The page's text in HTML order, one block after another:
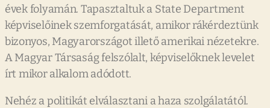
évek folyamán. Tapasztaltuk a State Department
képviselőinek szemforgatását, amikor rákérdeztünk
bizonyos, Magyarországot illető amerikai nézetekre.
A Magyar Társaság felszólalt, képviselőknek levelet
írt mikor alkalom adódott.
Nehéz a politikát elválasztani a haza szolgálatától.